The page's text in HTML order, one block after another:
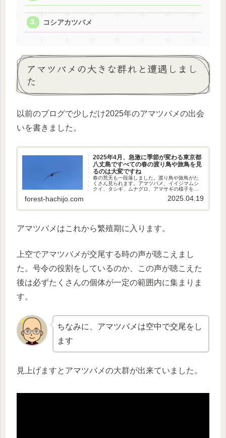
コシアカツバメ
アマツバメの大きな群れと遭遇しまし
た
以前のブログで少しだけ2025年のアマツバメの出会
いを書きました。
2025年4月、急激に季節が変わる東京都
八丈島ですべての春の渡り鳥や旅鳥を見
るのは大変ですね
春の荒天も一段落しました。渡り鳥や旅鳥がた
くさん見られます。アマツバメ、イイジマムシ
クイ、タシギ、ムナグロ、アマサギの様子を紹
forest-hachijo.com 2025.04.19
アマツバメはこれから繁殖期に入ります。
上空でアマツバメが交尾する時の声が聴こえまし
た。号令の役割をしているのか、この声が聴こえた
後は必ずたくさんの個体が一定の範囲内に集まりま
す。
ちなみに、アマツバメは空中で交尾をし
ます
見上げますとアマツバメの大群が出来ていました。